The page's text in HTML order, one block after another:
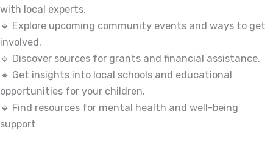
with local experts.
🔹 Explore upcoming community events and ways to get
involved.
🔹 Discover sources for grants and financial assistance.
🔹 Get insights into local schools and educational
opportunities for your children.
🔹 Find resources for mental health and well-being
support